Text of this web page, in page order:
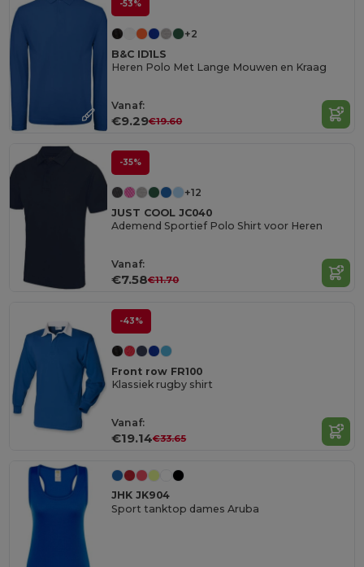
-53%
+2
B&C ID1LS
Heren Polo Met Lange Mouwen en Kraag
Vanaf:
€9.29€19.60
-35%
+12
JUST COOL JC040
Ademend Sportief Polo Shirt voor Heren
Vanaf:
€7.58€11.70
-43%
Front row FR100
Klassiek rugby shirt
Vanaf:
€19.14€33.65
JHK JK904
Sport tanktop dames Aruba